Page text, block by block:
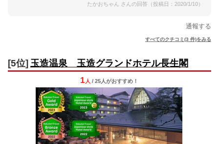
たかおちゃん さんの回答（投稿日：2020/1/10）
通報する
すべてのクチコミ(3 件)をみる
[5位] 玉造温泉 玉造グランドホテル長生閣
1 人 / 25人がおすすめ！